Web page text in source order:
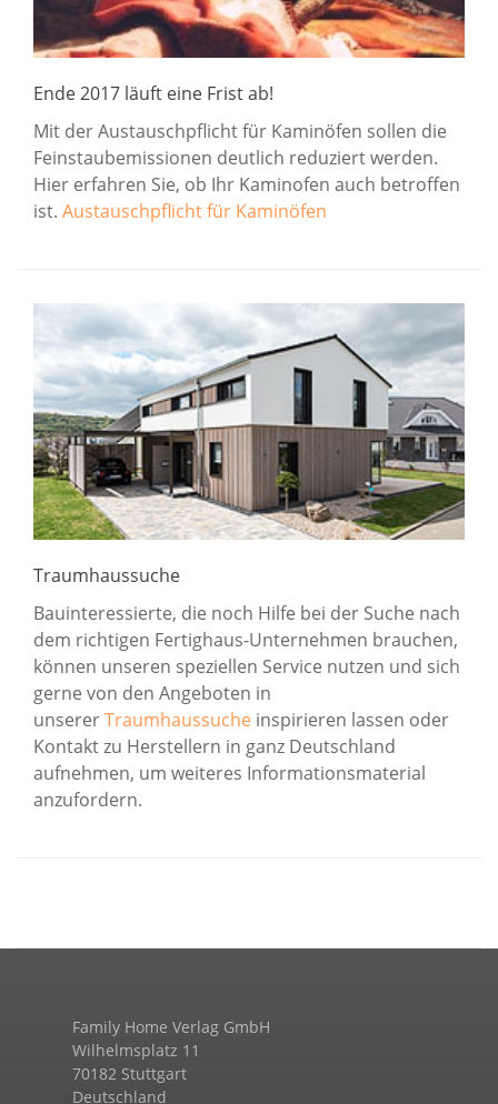
Ende 2017 läuft eine Frist ab!
Mit der Austauschpflicht für Kaminöfen sollen die
Feinstaubemissionen deutlich reduziert werden.
Hier erfahren Sie, ob Ihr Kaminofen auch betroffen
ist. Austauschpflicht für Kaminöfen
Traumhaussuche
Bauinteressierte, die noch Hilfe bei der Suche nach
dem richtigen Fertighaus-Unternehmen brauchen,
können unseren speziellen Service nutzen und sich
gerne von den Angeboten in
unsererTraumhaussuche inspirieren lassen oder
Kontakt zu Herstellern in ganz Deutschland
aufnehmen, um weiteres Informationsmaterial
anzufordern.
Family Home Verlag GmbH
Wilhelmsplatz 11
70182 Stuttgart
Deutschland